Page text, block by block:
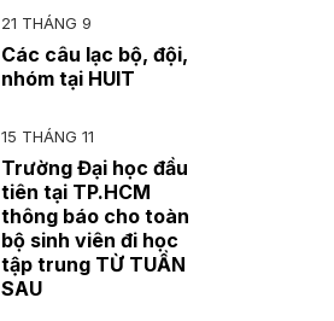
21 THÁNG 9
Các câu lạc bộ, đội,
nhóm tại HUIT
15 THÁNG 11
Trường Đại học đầu
tiên tại TP.HCM
thông báo cho toàn
bộ sinh viên đi học
tập trung TỪ TUẦN
SAU